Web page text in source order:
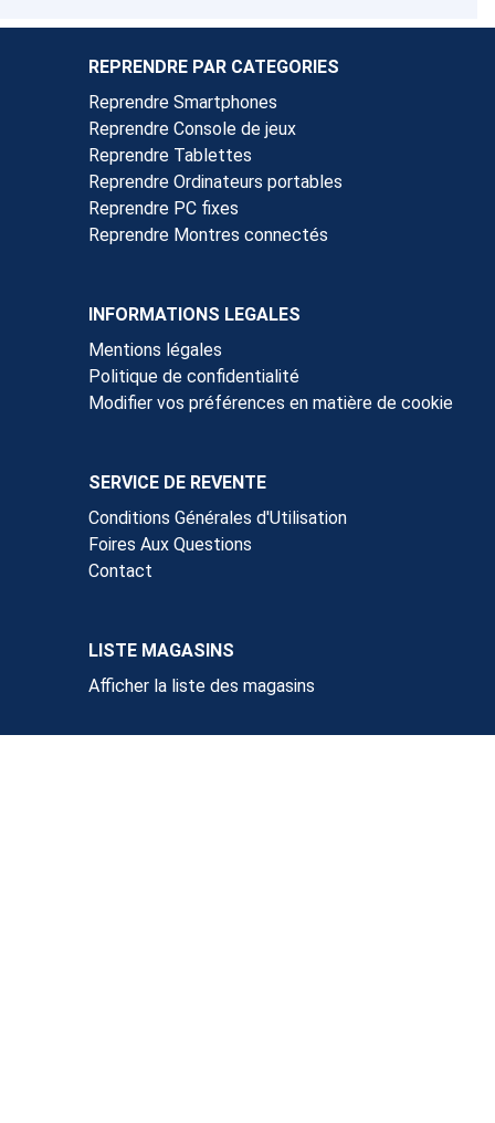
REPRENDRE PAR CATEGORIES
Reprendre Smartphones
Reprendre Console de jeux
Reprendre Tablettes
Reprendre Ordinateurs portables
Reprendre PC fixes
Reprendre Montres connectés
INFORMATIONS LEGALES
Mentions légales
Politique de confidentialité
Modifier vos préférences en matière de cookie
SERVICE DE REVENTE
Conditions Générales d'Utilisation
Foires Aux Questions
Contact
LISTE MAGASINS
Afficher la liste des magasins